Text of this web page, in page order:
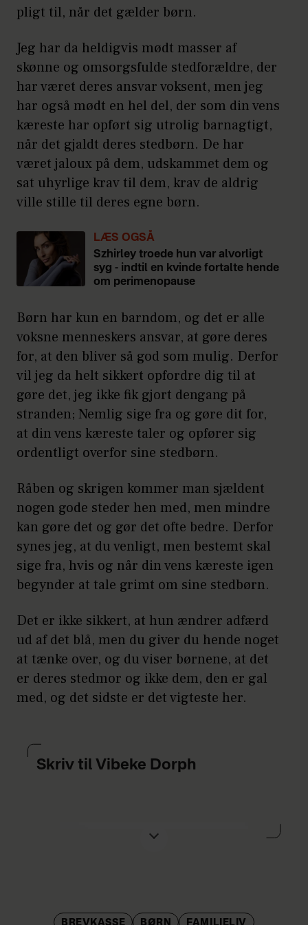
pligt til, når det gælder børn.
Jeg har da heldigvis mødt masser af
skønne og omsorgsfulde stedforældre, der
har været deres ansvar voksent, men jeg
har også mødt en hel del, der som din vens
kæreste har opført sig utrolig barnagtigt,
når det gjaldt deres stedbørn. De har
været jaloux på dem, udskammet dem og
sat uhyrlige krav til dem, krav de aldrig
ville stille til deres egne børn.
LÆS OGSÅ
Szhirley troede hun var alvorligt
syg - indtil en kvinde fortalte hende
om perimenopause
Børn har kun en barndom, og det er alle
voksne menneskers ansvar, at gøre deres
for, at den bliver så god som mulig. Derfor
vil jeg da helt sikkert opfordre dig til at
gøre det, jeg ikke fik gjort dengang på
stranden; Nemlig sige fra og gøre dit for,
at din vens kæreste taler og opfører sig
ordentligt overfor sine stedbørn.
Råben og skrigen kommer man sjældent
nogen gode steder hen med, men mindre
kan gøre det og gør det ofte bedre. Derfor
synes jeg, at du venligt, men bestemt skal
sige fra, hvis og når din vens kæreste igen
begynder at tale grimt om sine stedbørn.
Det er ikke sikkert, at hun ændrer adfærd
ud af det blå, men du giver du hende noget
at tænke over, og du viser børnene, at det
er deres stedmor og ikke dem, den er gal
med, og det sidste er det vigteste her.
Skriv til Vibeke Dorph
og få råd om parforholdsproblemer,
BREVKASSE BØRN FAMILIELIV